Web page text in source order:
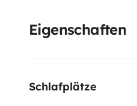
(balayette). Vous
d'informations et de
Eigenschaften
Schlafplätze